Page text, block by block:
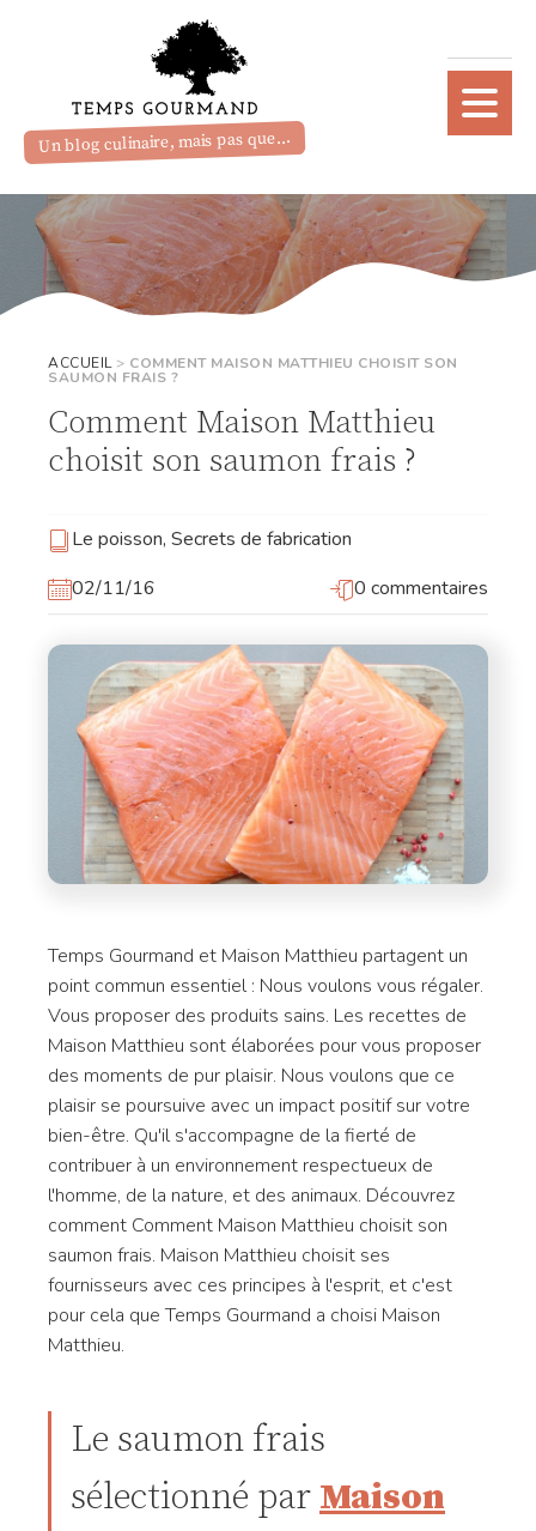
Un blog culinaire, mais pas que...
ACCUEIL> COMMENT MAISON MATTHIEU CHOISIT SON
SAUMON FRAIS ?
Comment Maison Matthieu
choisit son saumon frais ?
Le poisson, Secrets de fabrication
02/11/16
0 commentaires
Temps Gourmand et Maison Matthieu partagent un
point commun essentiel : Nous voulons vous régaler.
Vous proposer des produits sains. Les recettes de
Maison Matthieu sont élaborées pour vous proposer
des moments de pur plaisir. Nous voulons que ce
plaisir se poursuive avec un impact positif sur votre
bien-être. Qu'il s'accompagne de la fierté de
contribuer à un environnement respectueux de
l'homme, de la nature, et des animaux. Découvrez
comment Comment Maison Matthieu choisit son
saumon frais. Maison Matthieu choisit ses
fournisseurs avec ces principes à l'esprit, et c'est
pour cela que Temps Gourmand a choisi Maison
Matthieu.
Le saumon frais
sélectionné par Maison